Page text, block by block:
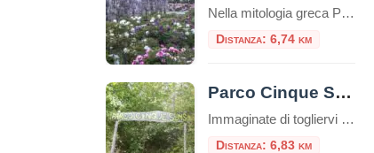
Nella mitologia greca Peon, medico degli dei e allievo di Esculapio, curò Plutone da una ferita usando proprio radici di peonia. Il dio, per ringraziarlo, donò a Peon l’immortalità trasformandolo in un fiore: la peonia. Il Centro Botanico Moutan Il giardino del Centro Botanico Moutan è rinomato per la sua collezione di peonie di origine […]
Distanza: 6,74 km
Parco Cinque Sensi
Immaginate di togliervi le scarpe, abbandonare per qualche ora lo smartphone e immergervi completamente nella natura, riscoprendo il mondo attraverso il tatto, l’udito, l’olfatto, la vista e persino il gusto. Non è la descrizione di un sogno, ma l’esperienza reale che vi attende al Parco Cinque Sensi di Vitorchiano, un’oasi unica nel cuore della Tuscia […]
Distanza: 6,83 km